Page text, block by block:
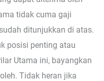
tidak cuma gaji
ditunjukkan di atas.
posisi penting atau
Utama ini, bayangkan
Tidak heran jika